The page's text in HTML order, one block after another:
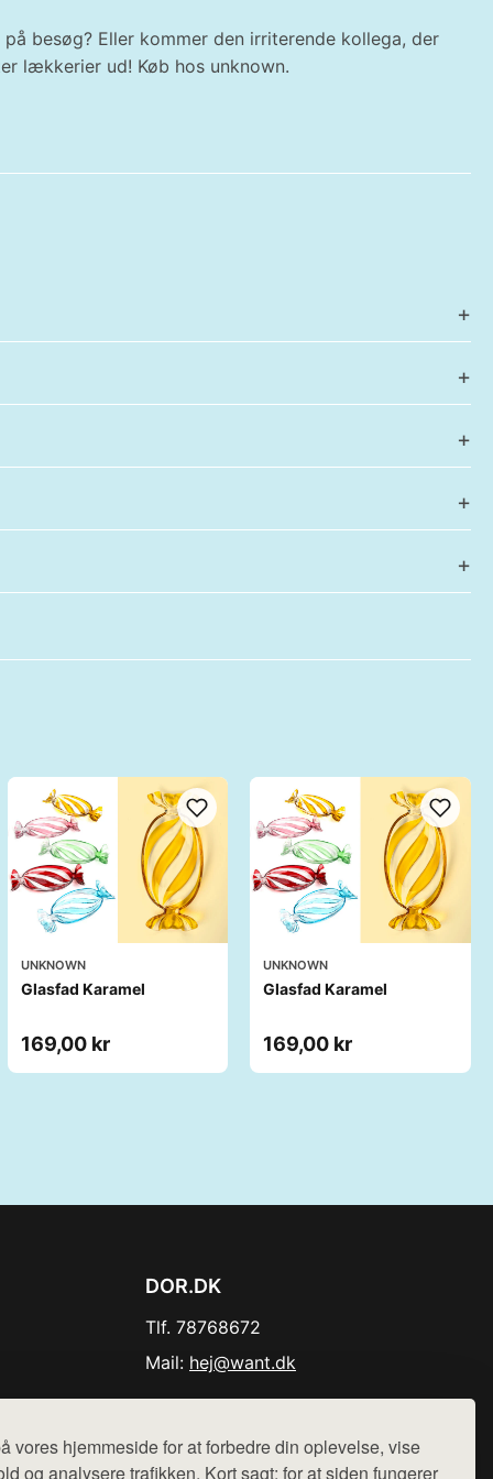
vores hjemmeside for at forbedre din oplevelse, vise
og analysere trafikken. Kort sagt: for at siden fungerer
besøg? Eller kommer den irriterende kollega, der
lækkerier ud! Køb hos unknown.
UNKNOWN
Glasfad Karamel
169,00 kr
UNKNOWN
Glasfad Karamel
169,00 kr
DOR.DK
Tlf. 78768672
Mail: hej@want.dk